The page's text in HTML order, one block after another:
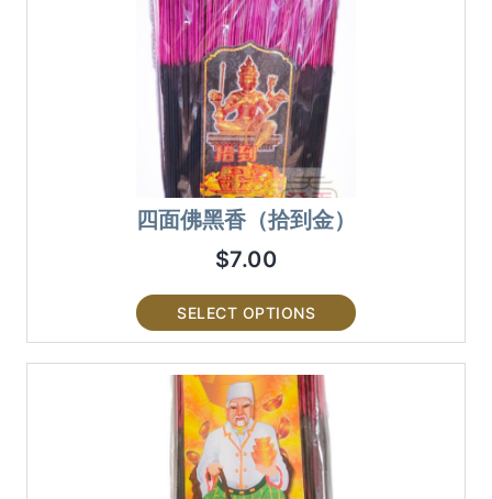
四面佛黑香（拾到金）
$7.00
SELECT OPTIONS